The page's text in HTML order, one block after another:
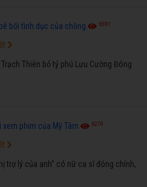
bối tình dục của chồng 6591
Thiên bỏ tỷ phú Lưu Cường Đông
phim của Mỹ Tâm 6270
trợ lý của anh" có nữ ca sĩ đóng chính,